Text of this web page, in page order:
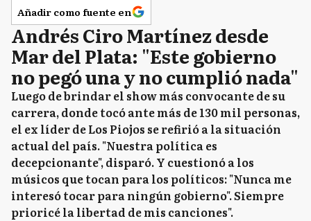
Añadir como fuente en
Andrés Ciro Martínez desde
Mar del Plata: "Este gobierno
no pegó una y no cumplió nada"
Luego de brindar el show más convocante de su
carrera, donde tocó ante más de 130 mil personas,
el ex líder de Los Piojos se refirió a la situación
actual del país. "Nuestra política es
decepcionante", disparó. Y cuestionó a los
músicos que tocan para los políticos: "Nunca me
interesó tocar para ningún gobierno". Siempre
prioricé la libertad de mis canciones".